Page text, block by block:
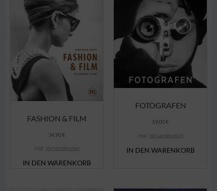
FASHION & FILM
34,90€
zzgl. Versandkosten
IN DEN WARENKORB
FOTOGRAFEN
59,00€
zzgl. Versandkosten
IN DEN WARENKORB